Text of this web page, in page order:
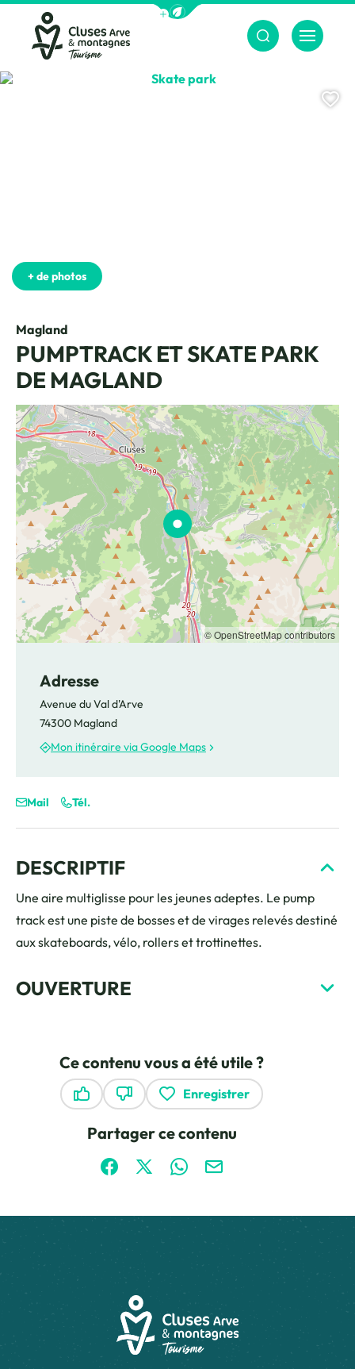
Afficher la barre de navigation du
Cluses Arve &amp; montagnes
Menu
Magland
PUMPTRACK ET SKATE PARK
DE MAGLAND
Skate park, © CAMT
+ de photos
DESCRIPTIF
Une aire multiglisse pour les jeunes adeptes. Le pump
track est une piste de bosses et de virages relevés destiné
aux skateboards, vélo, rollers et trottinettes.
OUVERTURE
© OpenStreetMap contributors
Adresse
Avenue du Val d'Arve
74300 Magland
Mon itinéraire via Google Maps
Mail Tél.
Ce contenu vous a été utile ?
Enregistrer
Partager ce contenu
Partager sur Facebook (nouvelle fenêtre)
Partager sur X / Twitter (nouvelle
Partager sur WhatsApp
Partager par mail